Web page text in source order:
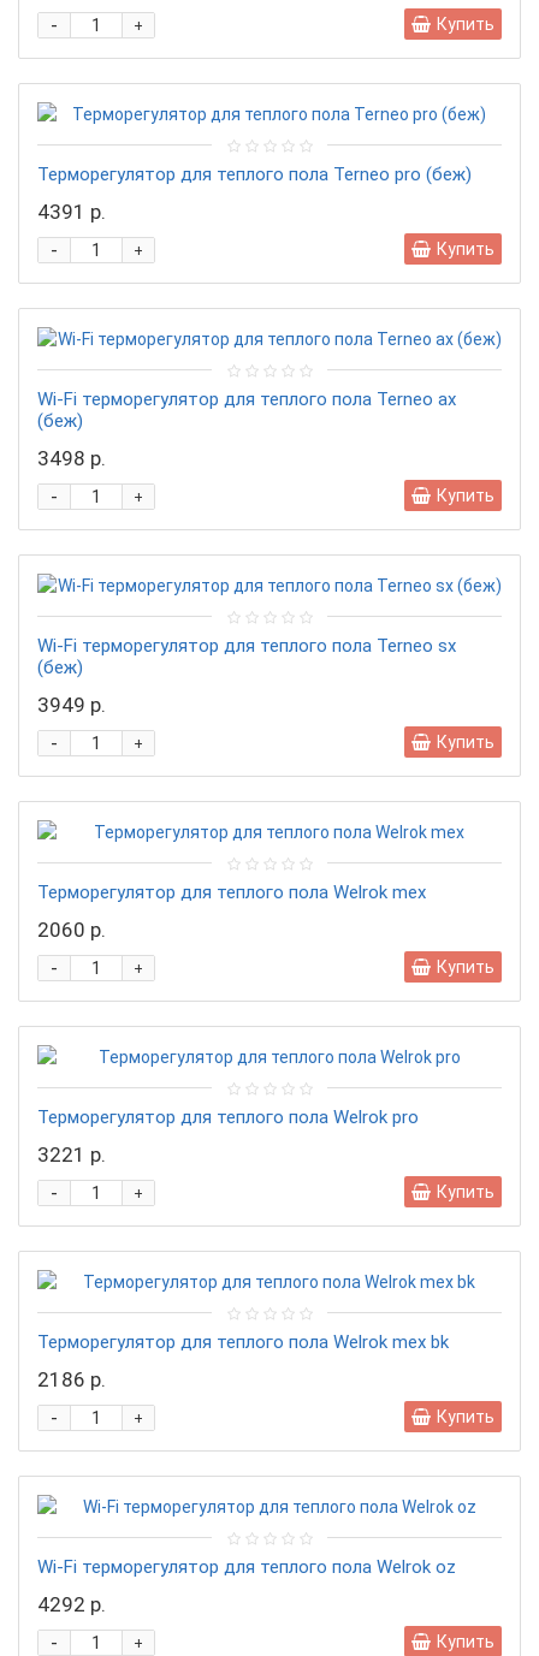
+
- Купить
Терморегулятор для теплого пола Terneo pro (беж)
4391 р.
+
- Купить
Wi-Fi терморегулятор для теплого пола Terneo ax
(беж)
3498 р.
+
- Купить
Wi-Fi терморегулятор для теплого пола Terneo sx
(беж)
3949 р.
+
- Купить
Терморегулятор для теплого пола Welrok mex
2060 р.
+
- Купить
Терморегулятор для теплого пола Welrok pro
3221 р.
+
- Купить
Терморегулятор для теплого пола Welrok mex bk
2186 р.
+
- Купить
Wi-Fi терморегулятор для теплого пола Welrok oz
4292 р.
+
- Купить